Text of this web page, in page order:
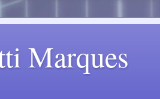
Marques